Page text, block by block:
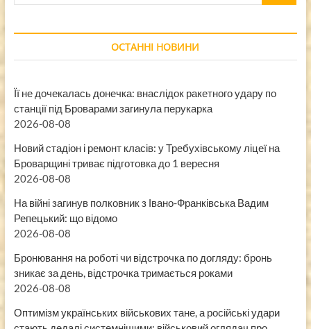
ОСТАННІ НОВИНИ
Її не дочекалась донечка: внаслідок ракетного удару по
станції під Броварами загинула перукарка
2026-08-08
Новий стадіон і ремонт класів: у Требухівському ліцеї на
Броварщині триває підготовка до 1 вересня
2026-08-08
На війні загинув полковник з Івано-Франківська Вадим
Репецький: що відомо
2026-08-08
Бронювання на роботі чи відстрочка по догляду: бронь
зникає за день, відстрочка тримається роками
2026-08-08
Оптимізм українських військових тане, а російські удари